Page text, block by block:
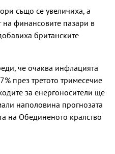
също се увеличиха, а
на финансовите пазари в
британските
че очаква инфлацията
през третото тримесечие
за енергоносители ще
наполовина прогнозата
на Обединеното кралство